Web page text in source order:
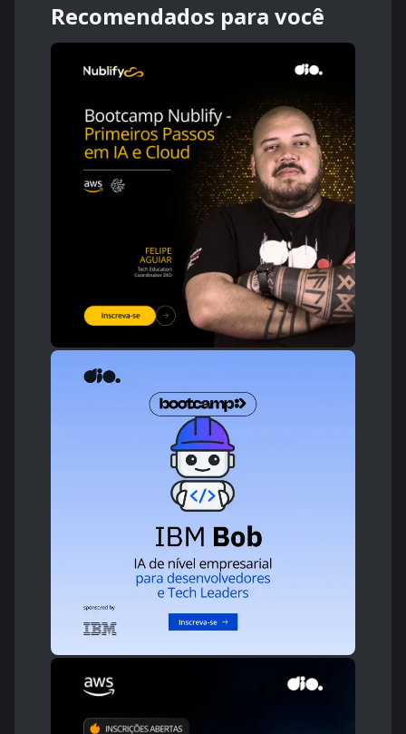
Recomendados para você